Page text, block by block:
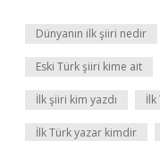
Dünyanın ilk şiiri nedir
Eski Türk şiiri kime ait
İlk şiiri kim yazdı
İlk Türk yazar kimdir